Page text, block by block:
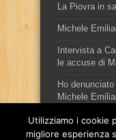
La Piovra in
Michele
Intervista a
le accuse di
Ho
Michele
Utilizziamo i cookie
migliore esperienza